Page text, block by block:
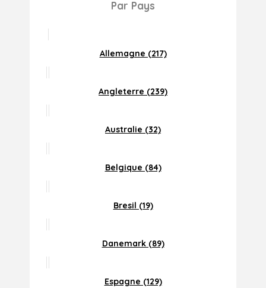
Par Pays
Allemagne (217)
Angleterre (239)
Australie (32)
Belgique (84)
Bresil (19)
Danemark (89)
Espagne (129)